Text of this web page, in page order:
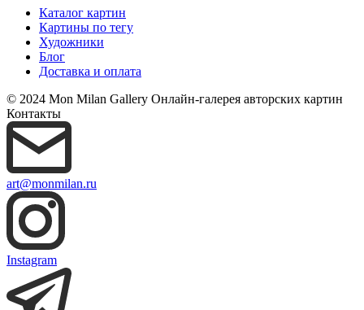
Каталог картин
Картины по тегу
Художники
Блог
Доставка и оплата
© 2024 Mon Milan Gallery Онлайн-галерея авторских картин
Контакты
art@monmilan.ru
Instagram